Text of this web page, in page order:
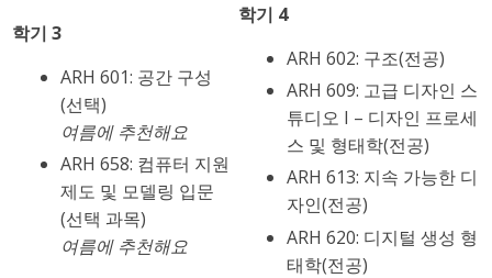
학기 3
ARH 601: 공간 구성
(선택)
여름에 추천해요
ARH 658: 컴퓨터 지원
제도 및 모델링 입문
(선택 과목)
여름에 추천해요
학기 4
ARH 602: 구조(전공)
ARH 609: 고급 디자인 스
튜디오 I – 디자인 프로세
스 및 형태학(전공)
ARH 613: 지속 가능한 디
자인(전공)
ARH 620: 디지털 생성 형
태학(전공)